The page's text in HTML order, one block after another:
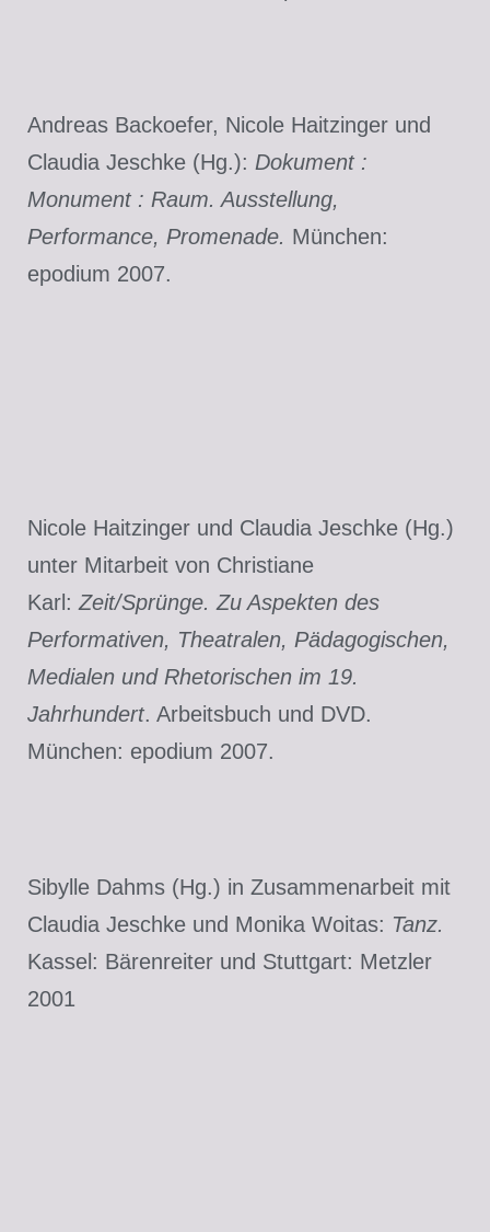
Andreas Backoefer, Nicole Haitzinger und
Claudia Jeschke (Hg.): Dokument :
Monument : Raum. Ausstellung,
Performance, Promenade. München:
epodium 2007.
Nicole Haitzinger und Claudia Jeschke (Hg.)
unter Mitarbeit von Christiane
Karl: Zeit/Sprünge. Zu Aspekten des
Performativen, Theatralen, Pädagogischen,
Medialen und Rhetorischen im 19.
Jahrhundert. Arbeitsbuch und DVD.
München: epodium 2007.
Sibylle Dahms (Hg.) in Zusammenarbeit mit
Claudia Jeschke und Monika Woitas: Tanz.
Kassel: Bärenreiter und Stuttgart: Metzler
2001